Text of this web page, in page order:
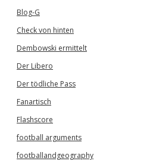
Blog-G
Check von hinten
Dembowski ermittelt
Der Libero
Der tödliche Pass
Fanartisch
Flashscore
football arguments
footballandgeography